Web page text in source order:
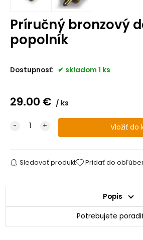
Príručný bronzový
popolník
Dostupnosť: skladom 1 ks
29.00 € ks
Sledovať produkt Pridať do
Popis
Potrebujete